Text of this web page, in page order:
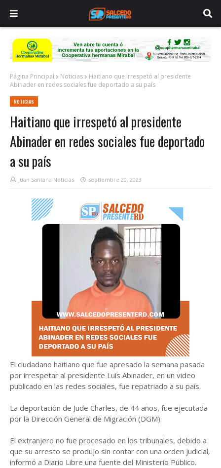
Página Principal Noticias
Haitiano que irrespetó al presidente
Abinader en redes sociales fue deportado a su país
NOTICIAS
Haitiano que irrespetó al presidente
Abinader en redes sociales fue deportado
a su país
Juan Santana Noticias septiembre 20, 2023
El ciudadano haitiano que fue apresado la semana pasada
por irrespetar al presidente Luis Abinader, en un video
publicado en las redes sociales, fue repatriado a su país.
La deportación de Jude Charles, de 44 años, fue ejecutada
por la Dirección General de Migración (DGM).
El extranjero no fue procesado en los tribunales, debido a
que su arresto se produjo sin contar con una orden judicial,
informó a Diario Libre una fuente del Ministerio Público.